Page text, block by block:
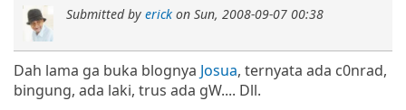
Submitted byerick onSun, 2008-09-07 00:38
Dah lama ga buka blognya Josua, ternyata ada c0nrad,
bingung, ada laki, trus ada gW.... Dll.